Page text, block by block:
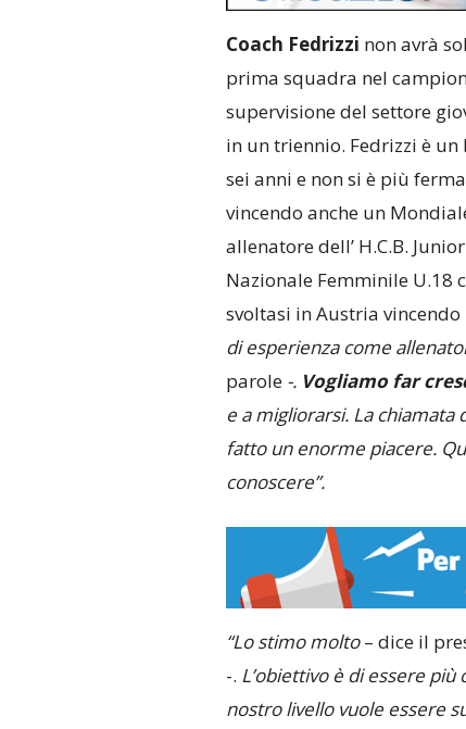
Coach Fedrizzi non avrà
prima squadra nel
supervisione del settore
in un triennio. Fedrizzi è
sei anni e non si è più
vincendo anche un
allenatore dell’ H.C.B.
Nazionale Femminile
svoltasi in Austria
di esperienza come
parole-. Vogliamo far
e a migliorarsi. La chiamata
fatto un enorme piacere.
conoscere”.
“Lo stimo molto– dice il
-. L’obiettivo è di essere più
nostro livello vuole essere